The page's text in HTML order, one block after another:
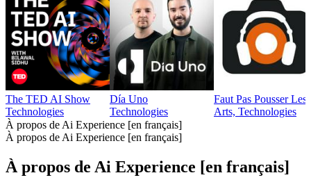
The TED AI Show
Technologies
Día Uno
Technologies
Faut Pas Pousser Les
Arts, Technologies
À propos de Ai Experience [en français]
À propos de Ai Experience [en français]
À propos de Ai Experience [en français]